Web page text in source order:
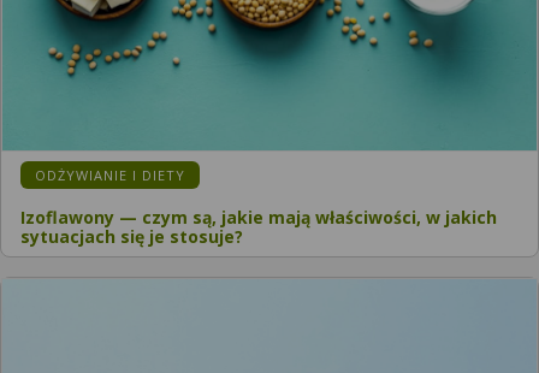
ODŻYWIANIE I DIETY
Izoflawony — czym są, jakie mają właściwości, w jakich
sytuacjach się je stosuje?